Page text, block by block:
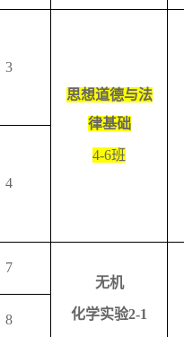
3
思想道德与法
律基础
4-6班
4
7
无机
化学实验2-1
8